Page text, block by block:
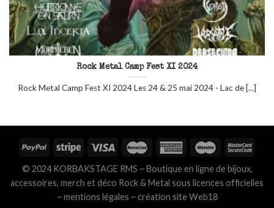
Rock Metal Camp Fest XI 2024
Rock Metal Camp Fest XI 2024 Les 24 & 25 mai 2024 - Lac de [...]
© 2024 KORBAKSTAGE RMS ~ Boutique en ligne de bijoux,
accessoires, merch et déco Rock & Metal sous licences officielles
~mentions légales ~ création site Web18